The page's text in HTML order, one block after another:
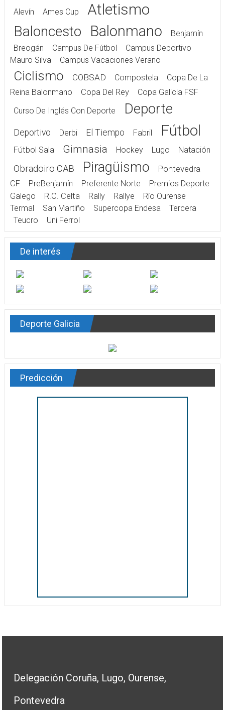
Alevín Ames Cup Atletismo
Baloncesto Balonmano
Benjamín
Breogán
Campus De Fútbol
Campus Deportivo
Mauro Silva
Campus Vacaciones Verano
Ciclismo COBSAD Compostela
Copa De La
Reina Balonmano
Copa Del Rey
Copa Galicia FSF
Curso De Inglés Con Deporte
Deporte
Deportivo Derbi El Tiempo Fabril Fútbol
Fútbol Sala Gimnasia Hockey Lugo Natación
Obradoiro CAB Piragüismo
Pontevedra
CF
PreBenjamín Preferente Norte
Premios Deporte
Galego
R.C. Celta Rally Rallye
Río Ourense
Termal
San Martiño Supercopa Endesa
Tercera
Teucro
Uni Ferrol
De interés
Deporte Galicia
Predicción
Delegación Coruña, Lugo, Ourense,
Pontevedra